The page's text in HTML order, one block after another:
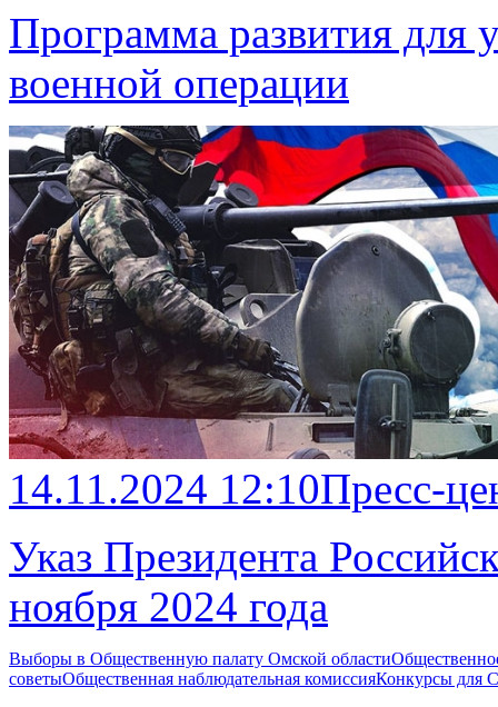
Программа развития для
военной операции
14.11.2024 12:10Пресс-
Указ Президента
ноября 2024 года
Выборы в Общественную палату Омской области
советыОбщественная наблюдательная комиссияКонкурсы